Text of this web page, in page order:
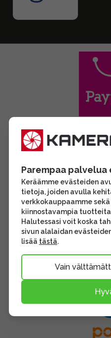
Parempaa
Keräämme evästeiden
tietoja, joiden avulla
verkkokauppaamme
kiinnostavampia
Halutessasi voit koska
sivun alalaidan
lisää tästä.
Vain